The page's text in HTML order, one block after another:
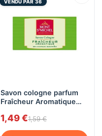
VENDU PAR 36
Savon cologne parfum
Fraîcheur Aromatique
Mont Saint-Michel, 125g
1,49 €1,59 €